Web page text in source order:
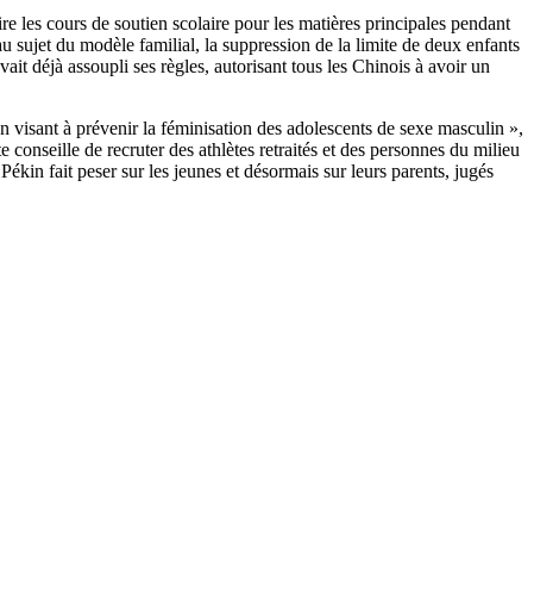
les cours de soutien scolaire pour les matières principales pendant
sujet du modèle familial, la suppression de la limite de deux enfants
déjà assoupli ses règles, autorisant tous les Chinois à avoir un
à prévenir la féminisation des adolescents de sexe masculin »,
de recruter des athlètes retraités et des personnes du milieu
fait peser sur les jeunes et désormais sur leurs parents, jugés